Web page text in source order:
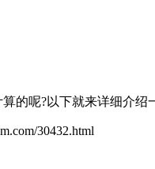
呢?以下就来详细介绍
30432.html